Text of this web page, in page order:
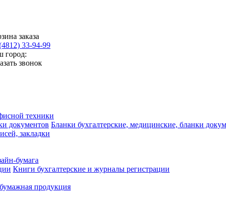
заказа
33-94-99
город:
звонок
техники
Бланки бухгалтерские, медицинские, бланки
закладки
бумага
Книги бухгалтерские и журналы регистрации
продукция